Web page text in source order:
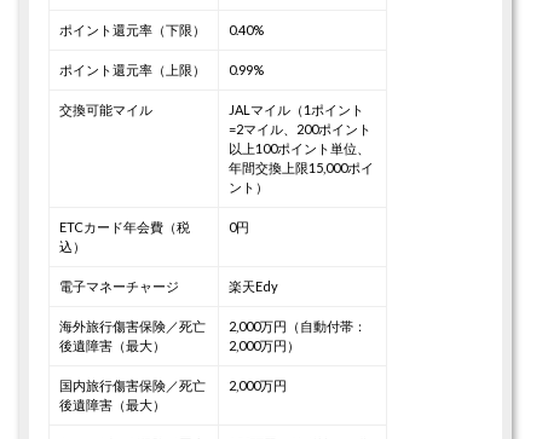
ポイント還元率（下限） 0.40%
ポイント還元率（上限） 0.99%
交換可能マイル
JALマイル（1ポイント
=2マイル、200ポイント
以上100ポイント単位、
年間交換上限15,000ポイ
ント）
ETCカード年会費（税
込）
0円
電子マネーチャージ 楽天Edy
海外旅行傷害保険／死亡
後遺障害（最大）
2,000万円（自動付帯：
2,000万円）
国内旅行傷害保険／死亡
後遺障害（最大）
2,000万円